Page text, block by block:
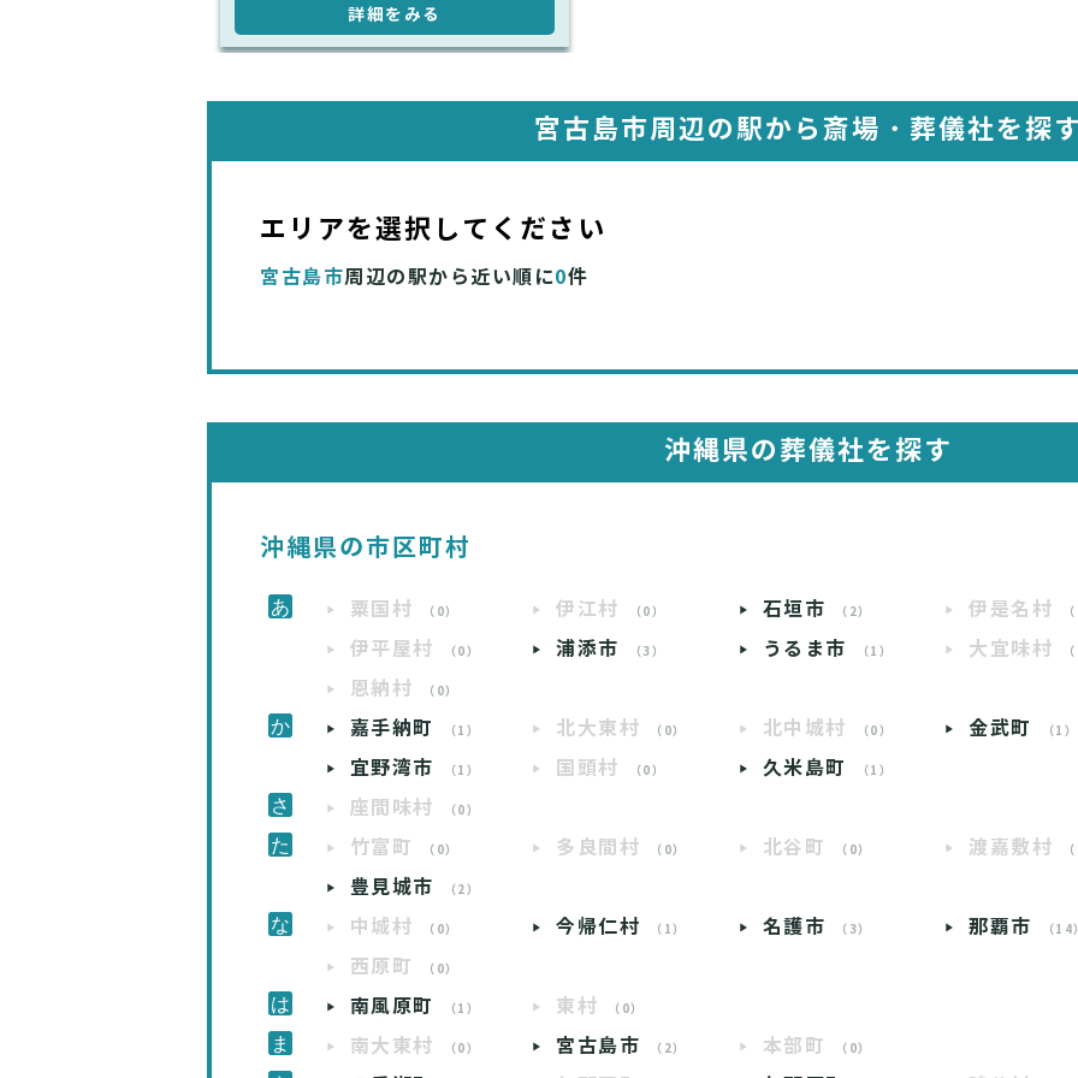
詳細をみる
宮古島市周辺の駅から斎場・葬儀社を探
エリアを選択してください
宮古島市周辺の駅から近い順に0件
沖縄県の葬儀社を探す
沖縄県の市区町村
粟国村 （0） 伊江村 （0） 石垣市 （2） 伊是名村
伊平屋村 （0） 浦添市 （3） うるま市 （1） 大宜味村
恩納村 （0）
嘉手納町 （1） 北大東村 （0） 北中城村 （0） 金武町 （1）
宜野湾市 （1） 国頭村 （0） 久米島町 （1）
座間味村 （0）
竹富町 （0） 多良間村 （0） 北谷町 （0） 渡嘉敷村
豊見城市 （2）
中城村 （0） 今帰仁村 （1） 名護市 （3） 那覇市 （14
西原町 （0）
南風原町 （1） 東村 （0）
南大東村 （0） 宮古島市 （2） 本部町 （0）